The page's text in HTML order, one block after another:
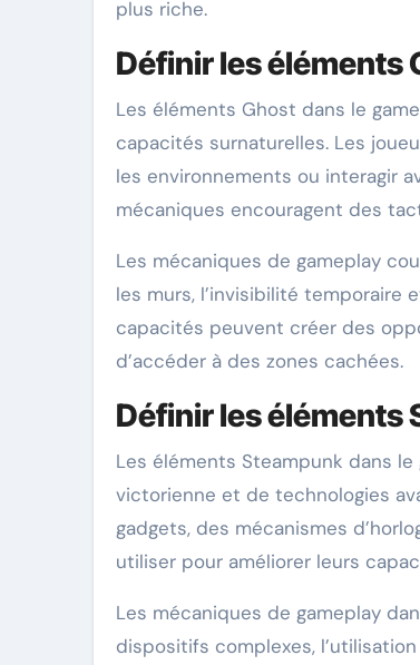
plus riche.
Définir les éléments
Les éléments Ghost dans le
capacités surnaturelles. Les
les environnements ou interagir
mécaniques encouragent des
Les mécaniques de gameplay
les murs, l’invisibilité temporaire
capacités peuvent créer des
d’accéder à des zones cachées.
Définir les éléments
Les éléments Steampunk dans
victorienne et de technologies
gadgets, des mécanismes
utiliser pour améliorer leurs
Les mécaniques de gameplay
dispositifs complexes,